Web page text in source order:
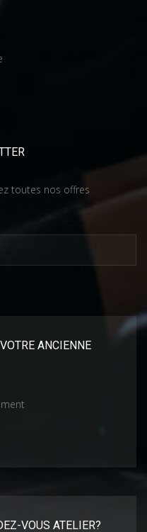
toutes nos offres
ANCIENNE
VOUS ATELIER?